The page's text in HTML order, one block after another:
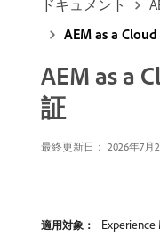
ドキュメント
AEM as a
AEM as a
証
最終更新日： 2026年7月
適用対象：